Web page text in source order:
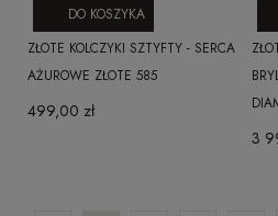
ZŁOTE KOLCZYKI SZTYFTY - SERCA
AŻUROWE ZŁOTE 585
499,00 zł
DO KOSZYKA
3